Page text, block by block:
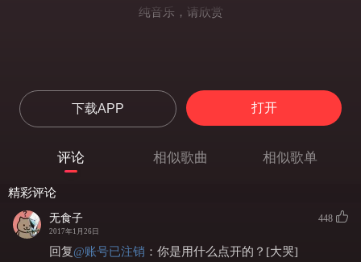
纯音乐，请欣赏
下载APP 打开
评论 相似歌曲 相似歌单
精彩评论
无食子
2017年1月26日
448
回复@账号已注销 ： 你是用什么点开的？[大哭]